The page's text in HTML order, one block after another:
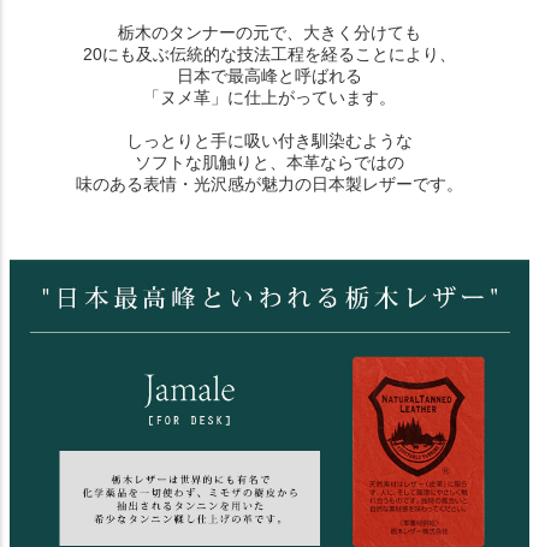
栃木のタンナーの元で、大きく分けても
20にも及ぶ伝統的な技法工程を経ることにより、
日本で最高峰と呼ばれる
「ヌメ革」に仕上がっています。
しっとりと手に吸い付き馴染むような
ソフトな肌触りと、本革ならではの
味のある表情・光沢感が魅力の日本製レザーです。